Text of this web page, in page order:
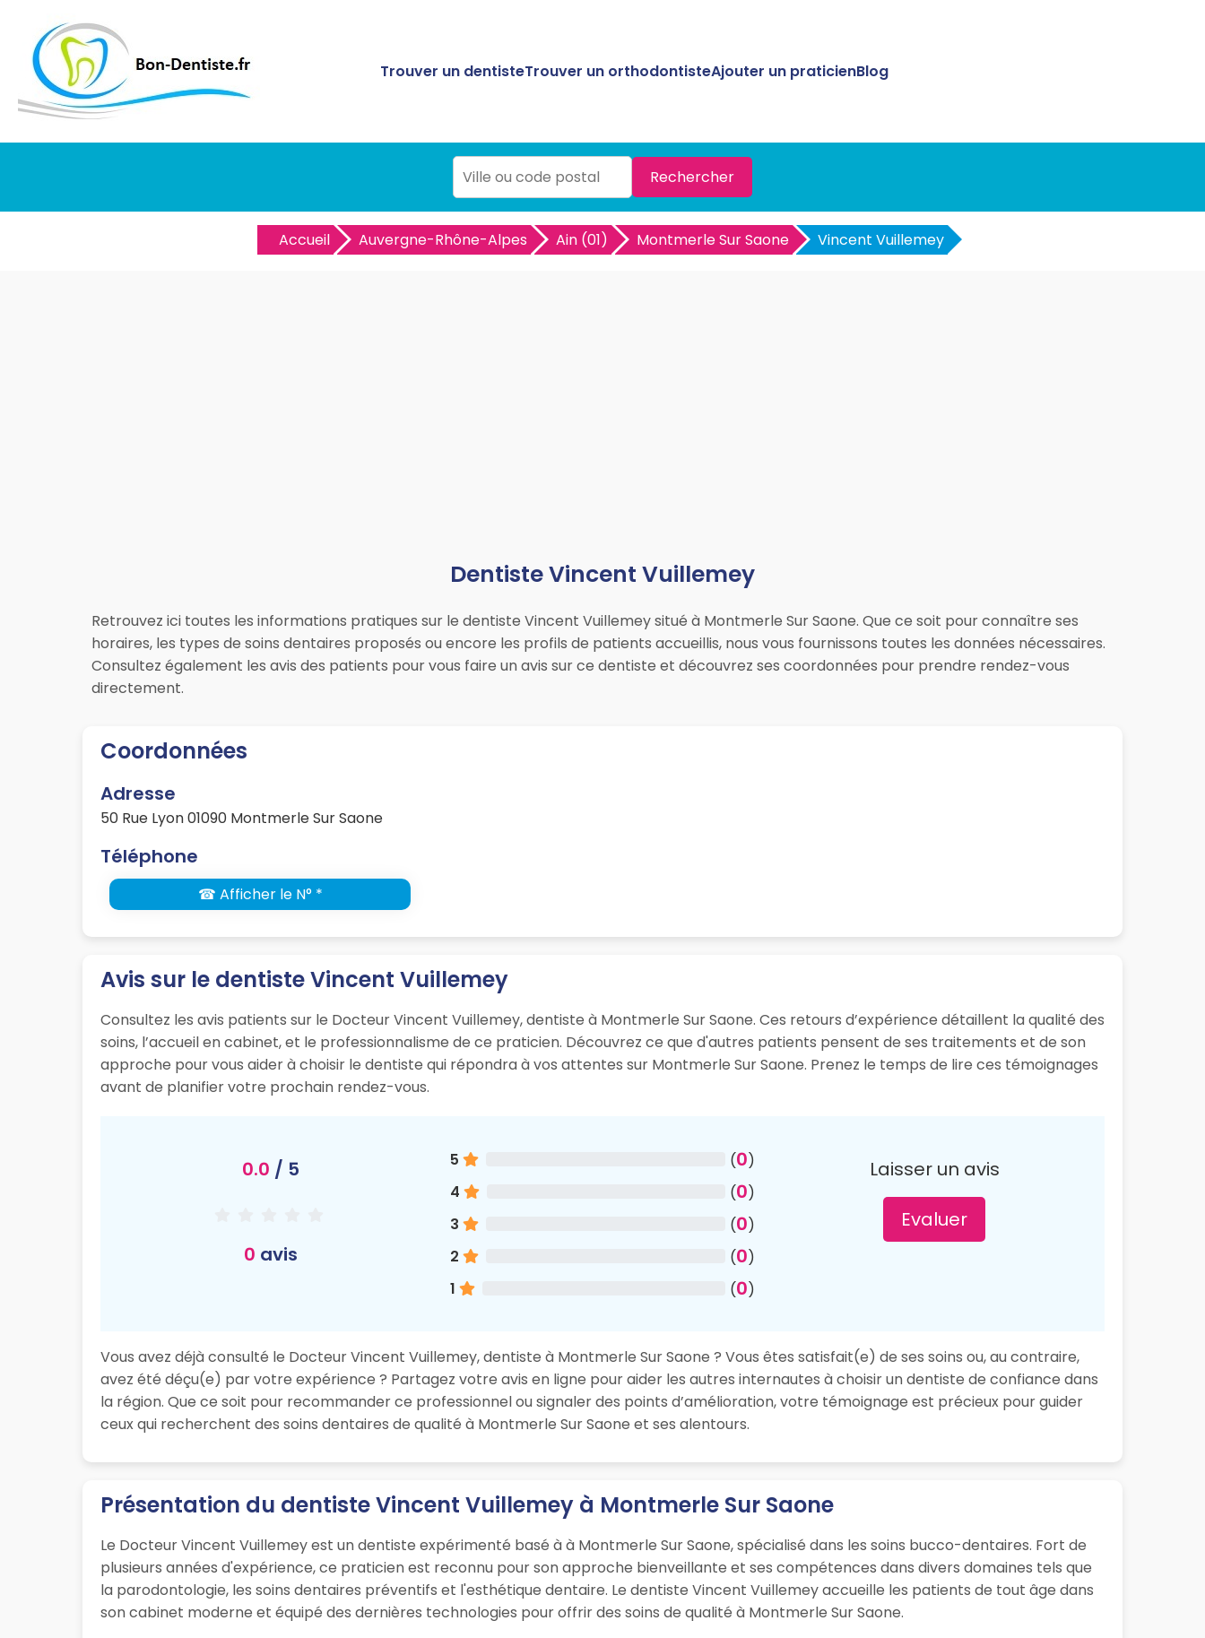
Trouver un dentisteTrouver un orthodontisteAjouter un praticienBlog
Rechercher
Accueil Auvergne-Rhône-Alpes Ain (01) Montmerle Sur Saone Vincent Vuillemey
Dentiste Vincent Vuillemey
Retrouvez ici toutes les informations pratiques sur le dentiste Vincent Vuillemey situé à Montmerle Sur Saone. Que ce soit pour connaître ses
horaires, les types de soins dentaires proposés ou encore les profils de patients accueillis, nous vous fournissons toutes les données nécessaires.
Consultez également les avis des patients pour vous faire un avis sur ce dentiste et découvrez ses coordonnées pour prendre rendez-vous
directement.
Coordonnées
Adresse
50 Rue Lyon 01090 Montmerle Sur Saone
Téléphone
☎ Afficher le N° *
Avis sur le dentiste Vincent Vuillemey
Consultez les avis patients sur le Docteur Vincent Vuillemey, dentiste à Montmerle Sur Saone. Ces retours d’expérience détaillent la qualité des
soins, l’accueil en cabinet, et le professionnalisme de ce praticien. Découvrez ce que d'autres patients pensent de ses traitements et de son
approche pour vous aider à choisir le dentiste qui répondra à vos attentes sur Montmerle Sur Saone. Prenez le temps de lire ces témoignages
avant de planifier votre prochain rendez-vous.
0.0 / 5
0 avis
5 (0)
4
(0)
3
(0)
2
(0)
1
(0)
Laisser un avis
Evaluer
Vous avez déjà consulté le Docteur Vincent Vuillemey, dentiste à Montmerle Sur Saone ? Vous êtes satisfait(e) de ses soins ou, au contraire,
avez été déçu(e) par votre expérience ? Partagez votre avis en ligne pour aider les autres internautes à choisir un dentiste de confiance dans
la région. Que ce soit pour recommander ce professionnel ou signaler des points d’amélioration, votre témoignage est précieux pour guider
ceux qui recherchent des soins dentaires de qualité à Montmerle Sur Saone et ses alentours.
Présentation du dentiste Vincent Vuillemey à Montmerle Sur Saone
Le Docteur Vincent Vuillemey est un dentiste expérimenté basé à à Montmerle Sur Saone, spécialisé dans les soins bucco-dentaires. Fort de
plusieurs années d'expérience, ce praticien est reconnu pour son approche bienveillante et ses compétences dans divers domaines tels que
la parodontologie, les soins dentaires préventifs et l'esthétique dentaire. Le dentiste Vincent Vuillemey accueille les patients de tout âge dans
son cabinet moderne et équipé des dernières technologies pour offrir des soins de qualité à Montmerle Sur Saone.